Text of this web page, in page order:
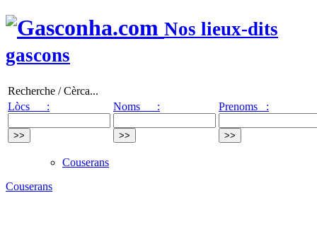
Nos lieux-dits
gascons
Recherche / Cèrca...
Lòcs :
Noms : Prenoms :
Couserans
Couserans